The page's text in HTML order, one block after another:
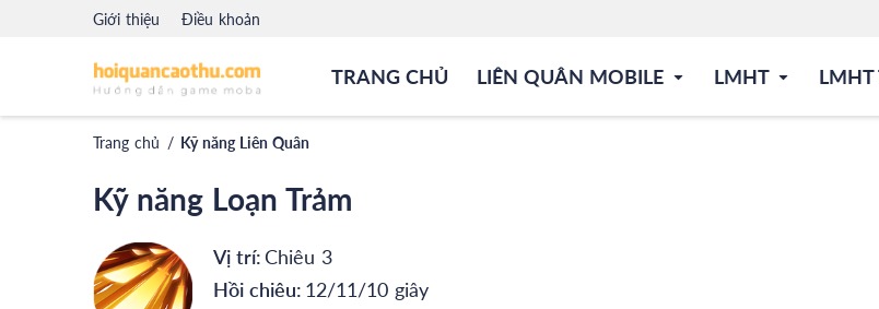
Giới thiệu Điều khoản
TRANG CHỦ LIÊN QUÂN MOBILE LMHT LMHT
Trang chủ / Kỹ năng Liên Quân
Kỹ năng Loạn Trảm
Vị trí:Chiêu 3
Hồi chiêu: 12/11/10 giây